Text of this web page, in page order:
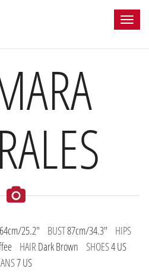
64cm/25.2" BUST87cm/34.3"
HIPS
HAIR Dark Brown SHOES4 US
7 US